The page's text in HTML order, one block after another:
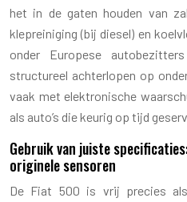
het in de gaten houden van
klepreiniging (bij diesel) en
onder Europese
structureel achterlopen op
vaak met elektronische
als auto’s die keurig op tijd
Gebruik van juiste
originele sensoren
De Fiat 500 is vrij precies